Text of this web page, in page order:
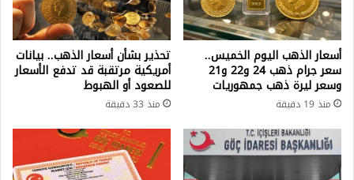
أسعار الذهب اليوم الخميس..
سعر جرام ذهب 24 و22 و21
وسعر ليرة ذهب جمهوريات
منذ 19 دقيقة
تحذير بشأن أسعار الذهب.. بيانات
أمريكية مرتقبة قد تدفع الأسعار
للصعود أو الهبوط
منذ 33 دقيقة